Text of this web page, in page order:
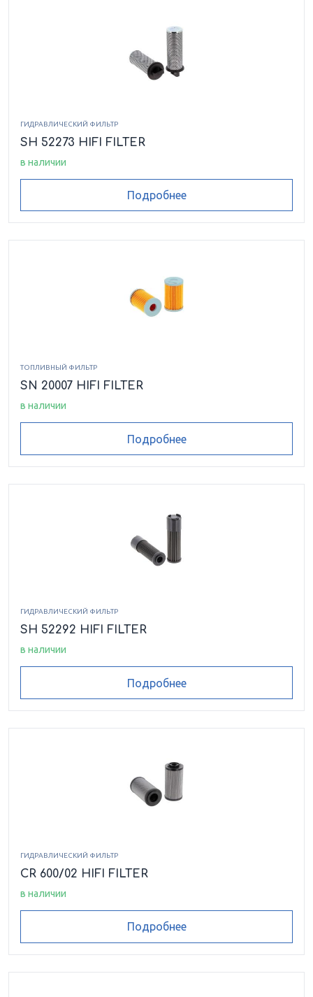
ГИДРАВЛИЧЕСКИЙ ФИЛЬТР
SH 52273 HIFI FILTER
в наличии
Подробнее
ТОПЛИВНЫЙ ФИЛЬТР
SN 20007 HIFI FILTER
в наличии
Подробнее
ГИДРАВЛИЧЕСКИЙ ФИЛЬТР
SH 52292 HIFI FILTER
в наличии
Подробнее
ГИДРАВЛИЧЕСКИЙ ФИЛЬТР
CR 600/02 HIFI FILTER
в наличии
Подробнее